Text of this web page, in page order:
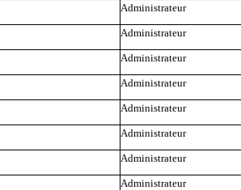
Administrateur
Administrateur
Administrateur
Administrateur
Administrateur
Administrateur
Administrateur
Administrateur